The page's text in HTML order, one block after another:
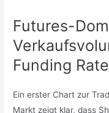
Futures-
Funding
Ein erster Chart zur
Markt zeigt klar, dass